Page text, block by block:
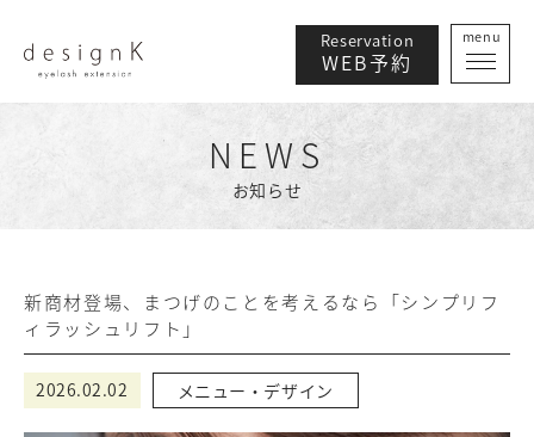
Reservation
WEB予約
menu
NEWS
お知らせ
新商材登場、まつげのことを考えるなら「シンプリフ
ィラッシュリフト」
2026.02.02 メニュー・デザイン